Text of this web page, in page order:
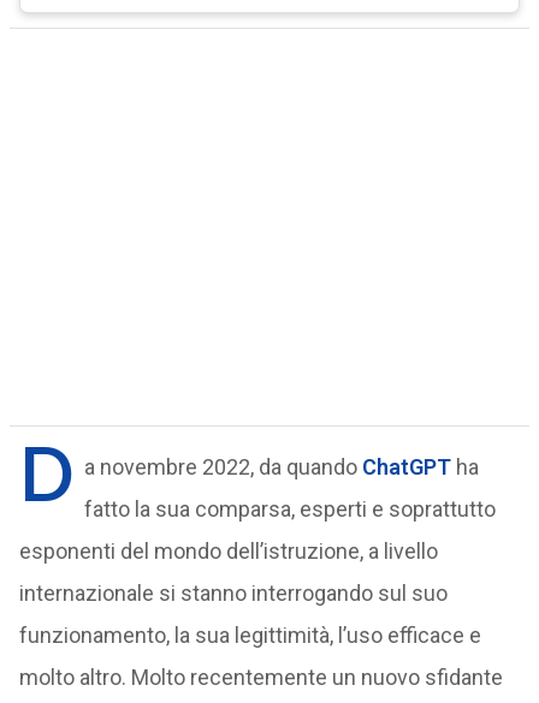
D a novembre 2022, da quando ChatGPTha
fatto la sua comparsa, esperti e soprattutto
esponenti del mondo dell’istruzione, a livello
internazionale si stanno interrogando sul suo
funzionamento, la sua legittimità, l’uso efficace e
molto altro. Molto recentemente un nuovo sfidante